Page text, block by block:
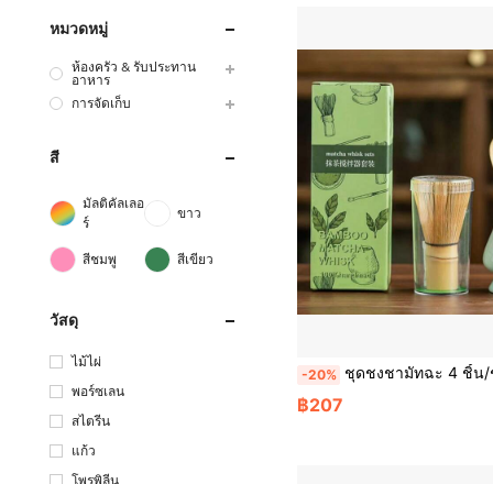
หมวดหมู่
ห้องครัว & รับประทาน
อาหาร
การจัดเก็บ
สี
มัลติคัลเลอ
ร์
ขาว
สีชมพู สีเขียว
วัสดุ
ไม้ไผ่
พอร์ซเลน
สไตรีน
แก้ว
โพรพิลีน
-20% ชุดชงชามัทฉะ 4 ชิ้น/ชุด เครื่องตีชาไม้ไผ่ ช้อนชา อุปกรณ์เซรามิก เครื่องตีชามัทฉะ (Chasen) ช้อนชาและที่ตั
฿207